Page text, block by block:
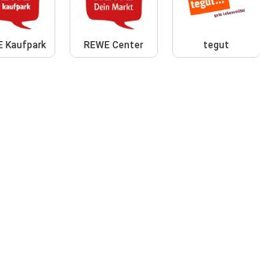
Kaufpark REWE Center tegut